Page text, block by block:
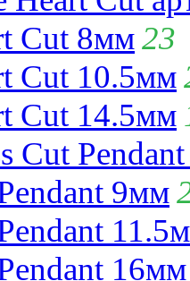
Cut 8мм23
Cut 10.5мм
Cut 14.5мм
Cut
9мм
16мм